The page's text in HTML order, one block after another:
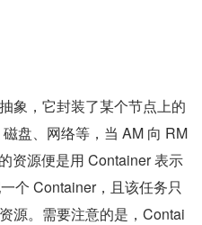
象，它封装了某个节点上的
盘、网络等，当 AM 向 RM
资源便是用 Container 表示
个 Container，且该任务只
源。需要注意的是，Contai